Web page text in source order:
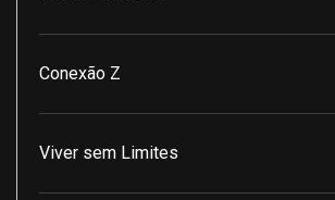
Conexão Z
Viver sem Limites